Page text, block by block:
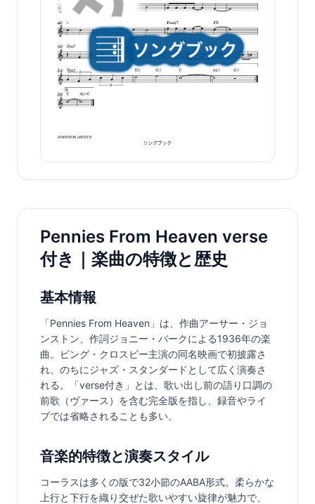
Pennies From Heaven verse
付き｜楽曲の特徴と歴史
基本情報
「Pennies From Heaven」は、作曲アーサー・ジョ
ンストン、作詞ジョニー・バークによる1936年の楽
曲。ビング・クロスビー主演の同名映画で初披露さ
れ、のちにジャズ・スタンダードとして広く演奏さ
れる。「verse付き」とは、歌い出し前の語り口調の
前歌（ヴァース）を含む完全版を指し、録音やライ
ブでは省略されることも多い。
音楽的特徴と演奏スタイル
コーラスは多くの版で32小節のAABA形式。柔らかな
上行と下行を織り交ぜた歌いやすい旋律が魅力で、